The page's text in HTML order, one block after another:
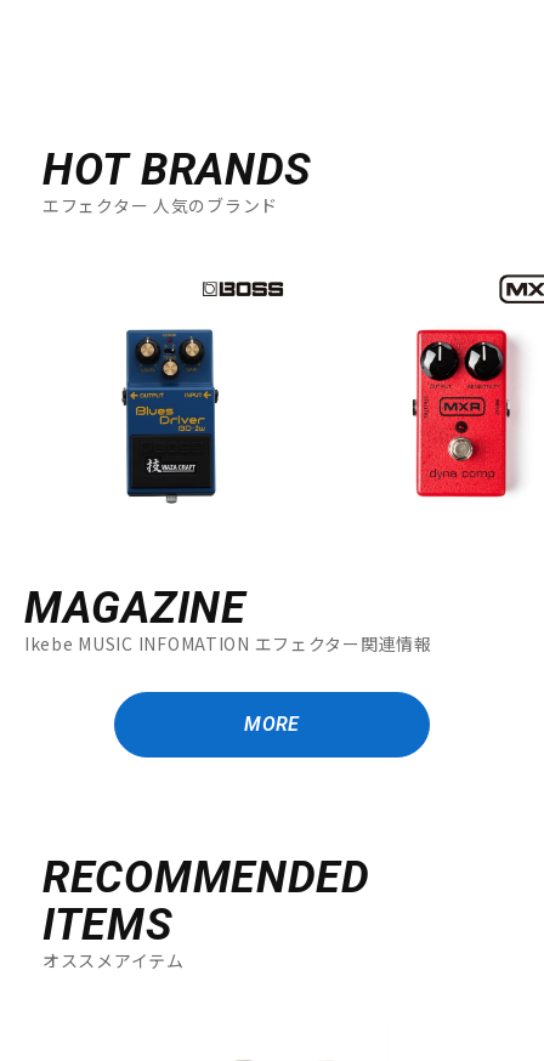
HOT BRANDS
エフェクター 人気のブランド
MAGAZINE
Ikebe MUSIC INFOMATION エフェクター関連情報
MORE
RECOMMENDED
ITEMS
オススメアイテム